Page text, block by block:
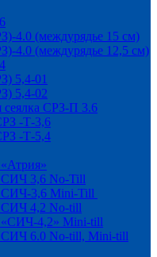
4.0 (междурядье 15 см)
4.0 (междурядье 12,5 см)
5,4-01
5,4-02
сеялка СРЗ-П 3.6
-Т-3,6
-Т-5,4
СИЧ 3,6 No-Till
СИЧ-3,6 Mini-Till
СИЧ 4,2 No-till
«СИЧ-4,2» Mini-till
СИЧ 6.0 No-till, Mini-till